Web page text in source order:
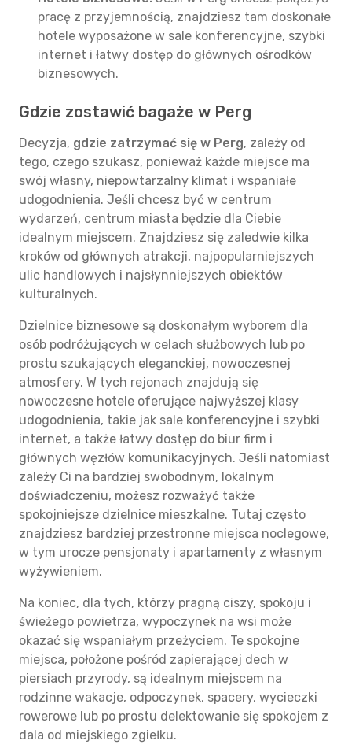
pracę z przyjemnością, znajdziesz tam doskonałe
hotele wyposażone w sale konferencyjne, szybki
internet i łatwy dostęp do głównych ośrodków
biznesowych.
Gdzie zostawić bagaże w Perg
Decyzja, gdzie zatrzymać się w Perg, zależy od
tego, czego szukasz, ponieważ każde miejsce ma
swój własny, niepowtarzalny klimat i wspaniałe
udogodnienia. Jeśli chcesz być w centrum
wydarzeń, centrum miasta będzie dla Ciebie
idealnym miejscem. Znajdziesz się zaledwie kilka
kroków od głównych atrakcji, najpopularniejszych
ulic handlowych i najsłynniejszych obiektów
kulturalnych.
Dzielnice biznesowe są doskonałym wyborem dla
osób podróżujących w celach służbowych lub po
prostu szukających eleganckiej, nowoczesnej
atmosfery. W tych rejonach znajdują się
nowoczesne hotele oferujące najwyższej klasy
udogodnienia, takie jak sale konferencyjne i szybki
internet, a także łatwy dostęp do biur firm i
głównych węzłów komunikacyjnych. Jeśli natomiast
zależy Ci na bardziej swobodnym, lokalnym
doświadczeniu, możesz rozważyć także
spokojniejsze dzielnice mieszkalne. Tutaj często
znajdziesz bardziej przestronne miejsca noclegowe,
w tym urocze pensjonaty i apartamenty z własnym
wyżywieniem.
Na koniec, dla tych, którzy pragną ciszy, spokoju i
świeżego powietrza, wypoczynek na wsi może
okazać się wspaniałym przeżyciem. Te spokojne
miejsca, położone pośród zapierającej dech w
piersiach przyrody, są idealnym miejscem na
rodzinne wakacje, odpoczynek, spacery, wycieczki
rowerowe lub po prostu delektowanie się spokojem z
dala od miejskiego zgiełku.